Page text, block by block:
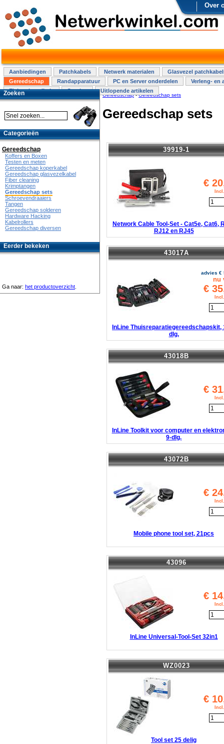
Over
Aanbiedingen Patchkabels Netwerk materialen
Glasvezel
Gereedschap
Randapparatuur PC en Server onderdelen
Verleng- en
Elektra installatie
Overige Uitlopende artikelen
Gereedschap-Gereedschap sets
Gereedschap sets
39919-1
€
Network Cable Tool-Set - Cat5e, Cat6,
RJ12 en RJ45
43017A
advies €
nu
€
InLine Thuisreparatiegereedschapskit,
dlg,
43018B
€
InLine Toolkit voor computer en
9-dlg.
43072B
€
Mobile phone tool set, 21pcs
43096
€
InLine Universal-Tool-Set 32in1
WZ0023
€
Tool set 25 delig
Zoeken
Categorieën
Gereedschap
Koffers en Boxen
Testen en meten
Gereedschap koperkabel
Gereedschap glasvezelkabel
Fiber cleaning
Krimptangen
Gereedschap sets
Schroevendraaiers
Tangen
Gereedschap solderen
Hardware Hacking
Kabelrollers
Gereedschap diversen
Eerder bekeken
Ga naar: het productoverzicht